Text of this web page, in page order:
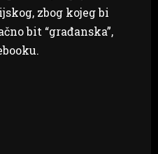
zbog kojeg bi
bit “građanska”,